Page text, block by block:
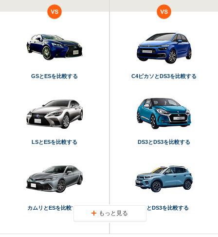
GSとESを比較する
LSとESを比較する
カムリとESを比較する
C4ピカソとDS3を比較する
DS3とDS3を比較する
C3とDS3を比較する
もっと見る